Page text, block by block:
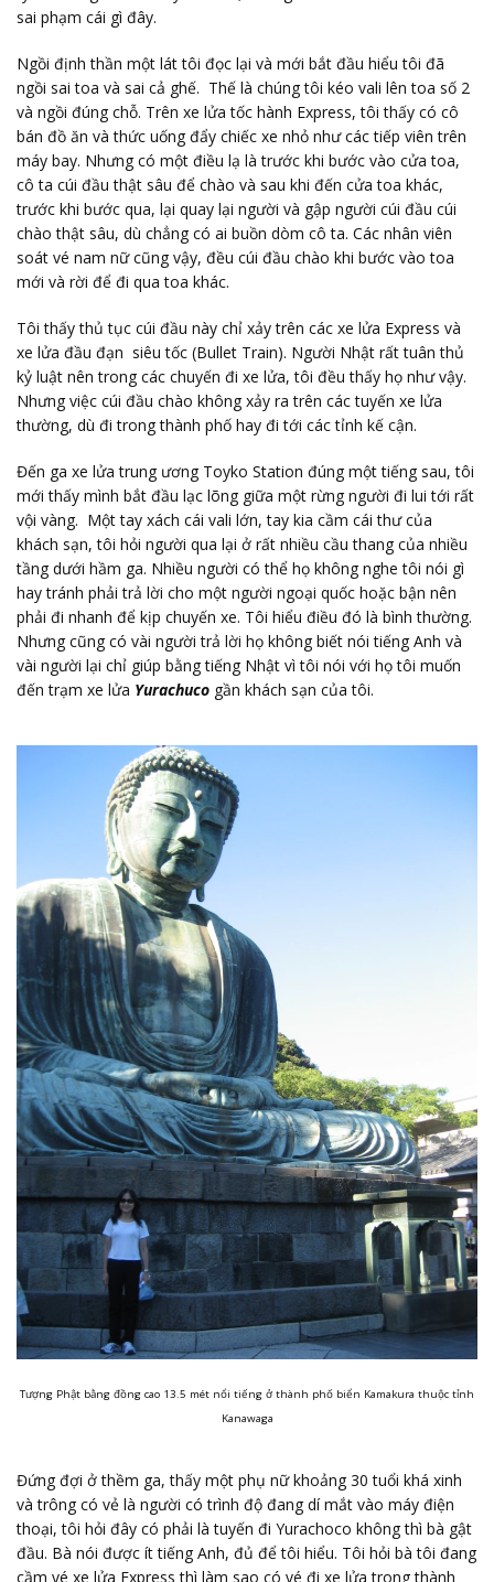
sai phạm cái gì đây.
Ngồi định thần một lát tôi đọc lại và mới bắt đầu hiểu tôi đã
ngồi sai toa và sai cả ghế. Thế là chúng tôi kéo vali lên toa số 2
và ngồi đúng chỗ. Trên xe lửa tốc hành Express, tôi thấy có cô
bán đồ ăn và thức uống đẩy chiếc xe nhỏ như các tiếp viên trên
máy bay. Nhưng có một điều lạ là trước khi bước vào cửa toa,
cô ta cúi đầu thật sâu để chào và sau khi đến cửa toa khác,
trước khi bước qua, lại quay lại người và gập người cúi đầu cúi
chào thật sâu, dù chẳng có ai buồn dòm cô ta. Các nhân viên
soát vé nam nữ cũng vậy, đều cúi đầu chào khi bước vào toa
mới và rời để đi qua toa khác.
Tôi thấy thủ tục cúi đầu này chỉ xảy trên các xe lửa Express và
xe lửa đầu đạn siêu tốc (Bullet Train). Người Nhật rất tuân thủ
kỷ luật nên trong các chuyến đi xe lửa, tôi đều thấy họ như vậy.
Nhưng việc cúi đầu chào không xảy ra trên các tuyến xe lửa
thường, dù đi trong thành phố hay đi tới các tỉnh kế cận.
Đến ga xe lửa trung ương Toyko Station đúng một tiếng sau, tôi
mới thấy mình bắt đầu lạc lõng giữa một rừng người đi lui tới rất
vội vàng. Một tay xách cái vali lớn, tay kia cầm cái thư của
khách sạn, tôi hỏi người qua lại ở rất nhiều cầu thang của nhiều
tầng dưới hầm ga. Nhiều người có thể họ không nghe tôi nói gì
hay tránh phải trả lời cho một người ngoại quốc hoặc bận nên
phải đi nhanh để kịp chuyến xe. Tôi hiểu điều đó là bình thường.
Nhưng cũng có vài người trả lời họ không biết nói tiếng Anh và
vài người lại chỉ giúp bằng tiếng Nhật vì tôi nói với họ tôi muốn
đến trạm xe lửa Yurachuco gần khách sạn của tôi.
Tượng Phật bằng đồng cao 13.5 mét nổi tiếng ở thành phố biển Kamakura thuộc tỉnh
Kanawaga
Đứng đợi ở thềm ga, thấy một phụ nữ khoảng 30 tuổi khá xinh
và trông có vẻ là người có trình độ đang dí mắt vào máy điện
thoại, tôi hỏi đây có phải là tuyến đi Yurachoco không thì bà gật
đầu. Bà nói được ít tiếng Anh, đủ để tôi hiểu. Tôi hỏi bà tôi đang
cầm vé xe lửa Express thì làm sao có vé đi xe lửa trong thành